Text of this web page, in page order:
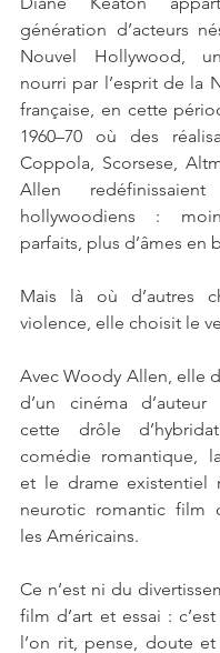
génération d’acteurs
Nouvel Hollywood,
nourri par l’esprit de la
française, en cette
1960–70 où des
Coppola, Scorsese,
Allen
hollywoodiens :
parfaits, plus d’âmes en
Mais là où d’autres
violence, elle choisit le
Avec Woody Allen, elle
d’un cinéma
cette drôle
comédie romantique,
et le drame existentiel
neurotic romantic film
les Américains.
Ce n’est ni du
film d’art et essai :
l’on rit, pense, doute